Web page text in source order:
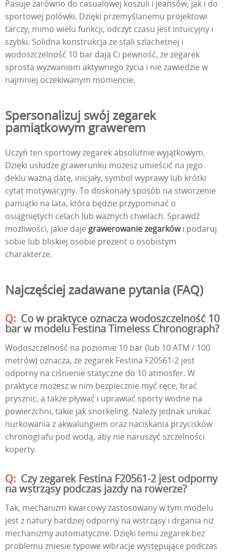
Pasuje zarówno do casualowej koszuli i jeansów, jak i do
sportowej polówki. Dzięki przemyślanemu projektowi
tarczy, mimo wielu funkcji, odczyt czasu jest intuicyjny i
szybki. Solidna konstrukcja ze stali szlachetnej i
wodoszczelność 10 bar dają Ci pewność, że zegarek
sprosta wyzwaniom aktywnego życia i nie zawiedzie w
najmniej oczekiwanym momencie.
Spersonalizuj swój zegarek
pamiątkowym grawerem
Uczyń ten sportowy zegarek absolutnie wyjątkowym.
Dzięki usłudze grawerunku możesz umieścić na jego
deklu ważną datę, inicjały, symbol wyprawy lub krótki
cytat motywacyjny. To doskonały sposób na stworzenie
pamiątki na lata, która będzie przypominać o
osiągniętych celach lub ważnych chwilach. Sprawdź
możliwości, jakie daje grawerowanie zegarkówi podaruj
sobie lub bliskiej osobie prezent o osobistym
charakterze.
Najczęściej zadawane pytania (FAQ)
Co w praktyce oznacza wodoszczelność 10
bar w modelu Festina Timeless Chronograph?
Wodoszczelność na poziomie 10 bar (lub 10 ATM / 100
metrów) oznacza, że zegarek Festina F20561-2 jest
odporny na ciśnienie statyczne do 10 atmosfer. W
praktyce możesz w nim bezpiecznie myć ręce, brać
prysznic, a także pływać i uprawiać sporty wodne na
powierzchni, takie jak snorkeling. Należy jednak unikać
nurkowania z akwalungiem oraz naciskania przycisków
chronografu pod wodą, aby nie naruszyć szczelności
koperty.
Czy zegarek Festina F20561-2 jest odporny
na wstrząsy podczas jazdy na rowerze?
Tak, mechanizm kwarcowy zastosowany w tym modelu
jest z natury bardziej odporny na wstrząsy i drgania niż
mechanizmy automatyczne. Dzięki temu zegarek bez
problemu zniesie typowe wibracje występujące podczas